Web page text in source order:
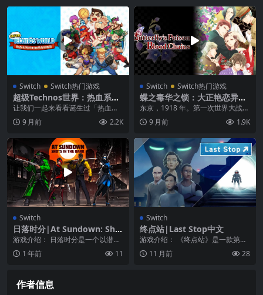
Switch Switch热门游戏
超级Technos世界：热血系列
与街机经典收藏版|Super Tec
hnos World: River City & A
rcade Classics中文
让我们一起来看看诞生过「热血系
列」和「双截龙」等历代名着的「T
echnōs Ja...
9 月前 2.2K
Switch Switch热门游戏
蝶之毒华之锁：大正艳恋异
闻|Butterfly’s Poison: Bloo
d Chains
东京，1918 年。第一次世界大战即
将结束。贵族家庭出身的野宫百合
子突遭一系列不...
9 月前 1.9K
Switch
日落时分|At Sundown: Sho
ts In The Dark中文
游戏介绍： 日落时分是一个以潜行
为主、自上而下的多人射击游戏，
允许不超过 4 名...
1 年前 11
Switch
终点站|Last Stop中文
游戏介绍： 《终点站》是一款第三
人称单人冒险游戏，故事背景是现
在的伦敦。你将在游...
11 月前 28
作者信息